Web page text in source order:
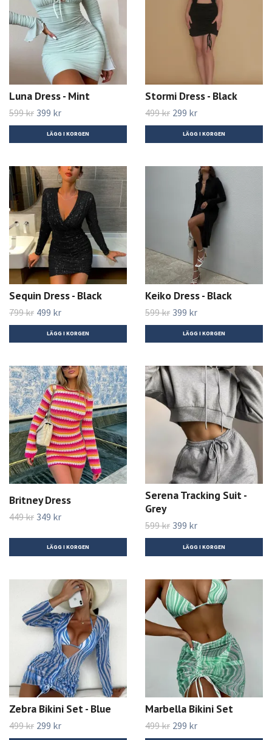
Luna Dress - Mint
599 kr 399 kr
LÄGG I KORGEN
Stormi Dress - Black
499 kr 299 kr
LÄGG I KORGEN
Sequin Dress - Black
799 kr 499 kr
LÄGG I KORGEN
Keiko Dress - Black
599 kr 399 kr
LÄGG I KORGEN
Britney Dress
449 kr 349 kr
LÄGG I KORGEN
Serena Tracking Suit -
Grey
599 kr 399 kr
LÄGG I KORGEN
Zebra Bikini Set - Blue
499 kr 299 kr
Marbella Bikini Set
499 kr 299 kr